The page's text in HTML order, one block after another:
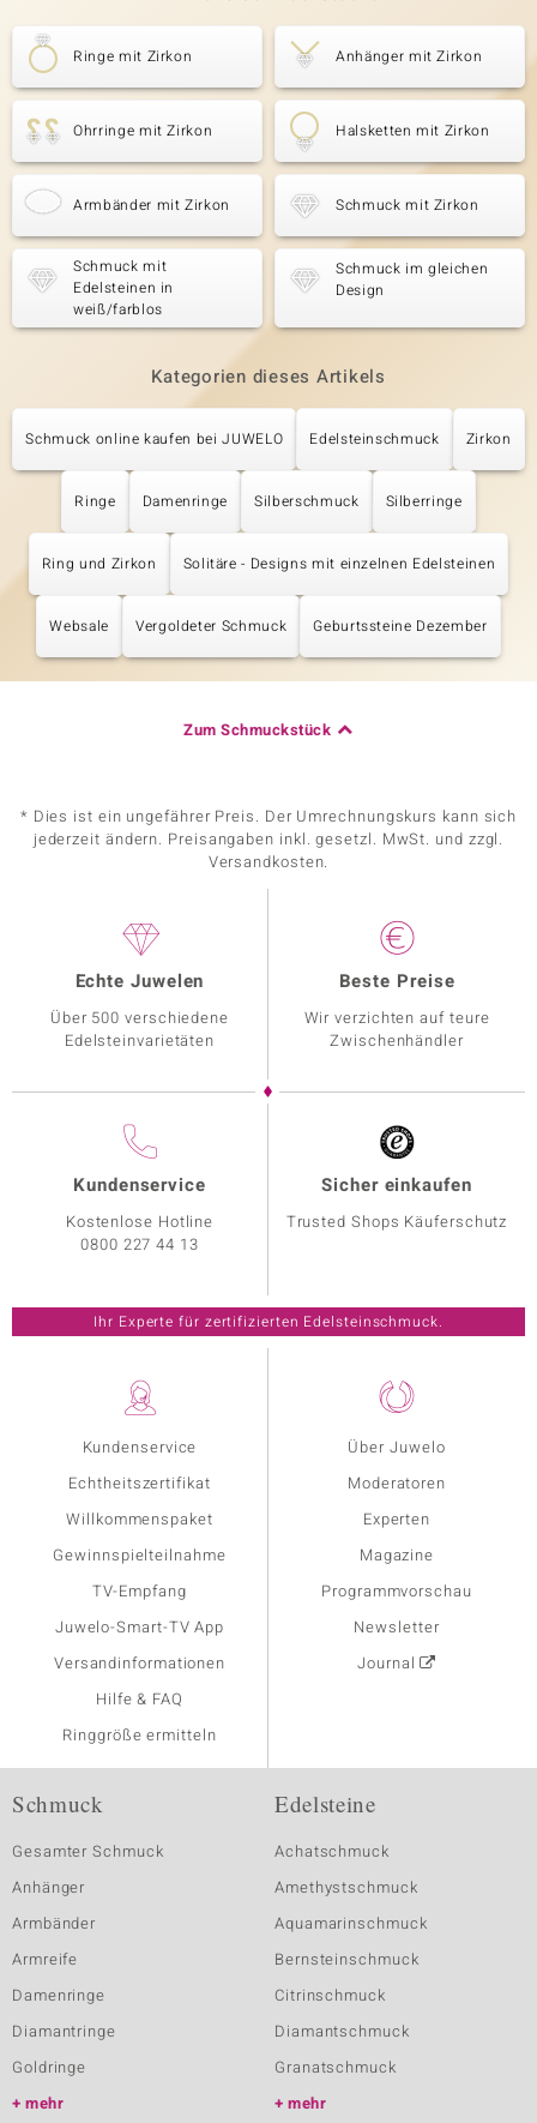
Ringe mit Zirkon Anhänger mit Zirkon
Ohrringe mit Zirkon Halsketten mit Zirkon
Armbänder mit Zirkon Schmuck mit Zirkon
Schmuck mit
Edelsteinen in
weiß/farblos
Schmuck im gleichen
Design
Kategorien dieses Artikels
Schmuck online kaufen bei JUWELO Edelsteinschmuck Zirkon
Ringe Damenringe Silberschmuck Silberringe
Ring und Zirkon Solitäre - Designs mit einzelnen Edelsteinen
Websale Vergoldeter Schmuck Geburtssteine Dezember
Zum Schmuckstück
* Dies ist ein ungefährer Preis. Der Umrechnungskurs kann sich
jederzeit ändern. Preisangaben inkl. gesetzl. MwSt. und zzgl.
Versandkosten.
Kundenservice
Echtheitszertifikat
Willkommenspaket
Gewinnspielteilnahme
TV-Empfang
Juwelo-Smart-TV App
Versandinformationen
Hilfe & FAQ
Ringgröße ermitteln
Über Juwelo
Moderatoren
Experten
Magazine
Programmvorschau
Newsletter
Journal
Echte Juwelen
Über 500 verschiedene
Edelsteinvarietäten
Beste Preise
Wir verzichten auf teure
Zwischenhändler
Kundenservice
Kostenlose Hotline
0800 227 44 13
Sicher einkaufen
Trusted Shops Käuferschutz
Ihr Experte für zertifizierten Edelsteinschmuck.
Schmuck
Gesamter Schmuck
Anhänger
Armbänder
Armreife
Damenringe
Diamantringe
Goldringe
mehr
Edelsteine
Achatschmuck
Amethystschmuck
Aquamarinschmuck
Bernsteinschmuck
Citrinschmuck
Diamantschmuck
Granatschmuck
mehr